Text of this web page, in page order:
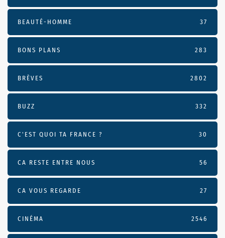
BEAUTÉ-HOMME 37
BONS PLANS 283
BRÈVES 2802
BUZZ 332
C'EST QUOI TA FRANCE ? 30
CA RESTE ENTRE NOUS 56
CA VOUS REGARDE 27
CINÉMA 2546